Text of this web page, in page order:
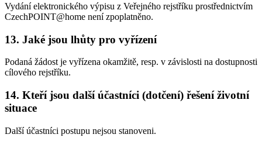
Vydání elektronického výpisu z Veřejného rejstříku prostřednictvím
CzechPOINT@home není zpoplatněno.
13. Jaké jsou lhůty pro vyřízení
Podaná žádost je vyřízena okamžitě, resp. v závislosti na dostupnosti
cílového rejstříku.
14. Kteří jsou další účastníci (dotčení) řešení životní
situace
Další účastníci postupu nejsou stanoveni.